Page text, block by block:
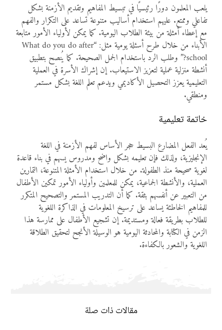
يلعب المعلمون دورًا رئيسيًا في تبسيط المفاهيم وتقديم الأزمنة بشكل
تفاعلي وممتع. عليهم استخدام أساليب متنوعة تساعد على التكرار والفهم
مع إعطاء أمثلة من بيئة الطلاب اليومية. كما يمكن لأولياء الأمور متابعة
الأبناء من خلال طرح أسئلة يومية مثل: “What do you do after
school?” وطلب الرد باستخدام الجمل الصحيحة. كما يُنصح بتطبيق
أنشطة منزلية عملية لتعزيز الاستيعاب. إن إشراك الأسرة في العملية
التعليمية يعزز التحصيل الأكاديمي ويدعم تعلم اللغة بشكل مستمر
ومنطقي.
خاتمة تعليمية
يُعد الفعل المضارع البسيط حجر الأساس لفهم الأزمنة في اللغة
الإنجليزية، ولذلك فإن تعليمه بشكل واضح ومدروس يسهم في بناء قاعدة
لغوية صحيحة منذ الطفولة. من خلال استخدام الأمثلة المتنوعة، التمارين
العملية، والأنشطة الجماعية، يمكن للمعلمين وأولياء الأمور تمكين الأطفال
من التعبير عن أنفسهم بثقة. كما أن التدريب المستمر والتصحيح المتكرر
للمفاهيم الخاطئة يساعد على ترسيخ المعلومات في الذاكرة اللغوية
للطلاب بطريقة فعالة ومستديمة. إن تشجيع الأطفال على ممارسة هذا
الزمن في الكتابة والمحادثة اليومية هو الوسيلة الأنجح لتحقيق الطلاقة
اللغوية والشعور بالكفاءة.
مقالات ذات صلة